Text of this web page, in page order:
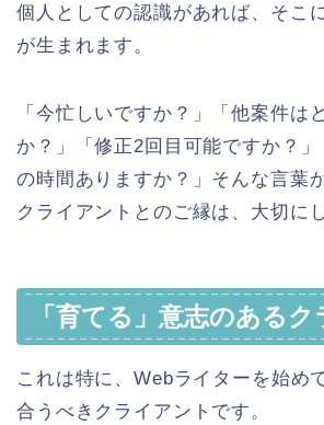
個人としての認識があれば、そこ
が生まれます。
「今忙しいですか？」「他案件は
か？」「修正2回目可能ですか？
の時間ありますか？」そんな言葉
クライアントとのご縁は、大切に
「育てる」意志のある
これは特に、Webライターを始め
合うべきクライアントです。